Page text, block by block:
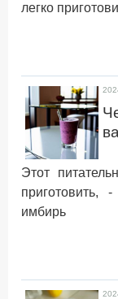
легко
Этот
имбирь